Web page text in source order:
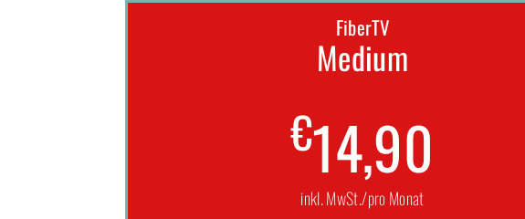
FiberTV
Medium
€14,90
inkl. MwSt./pro Monat